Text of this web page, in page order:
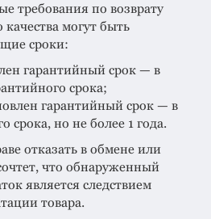
требования по возврату
могут быть
сроки:
гарантийный срок — в
срока;
гарантийный срок — в
срока, но не более 1 года.
отказать в обмене или
что обнаруженный
является следствием
товара.